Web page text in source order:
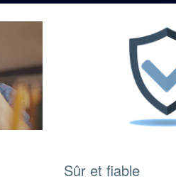
Sûr et fiable